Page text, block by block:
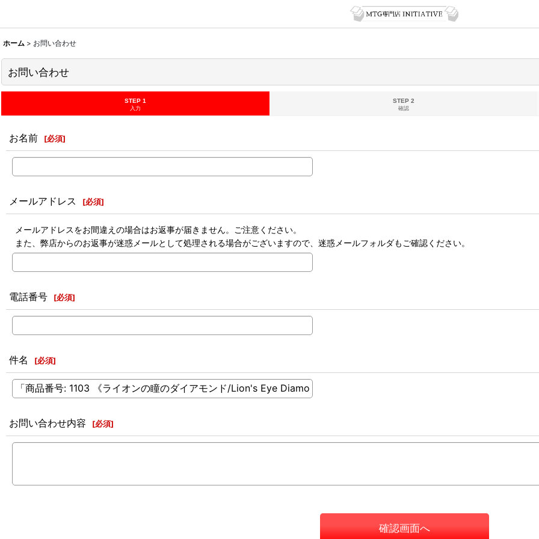
ホーム > お問い合わせ
お問い合わせ
STEP 1
入力
STEP 2
確認
お名前 [必須]
メールアドレス [必須]
メールアドレスをお間違えの場合はお返事が届きません。ご注意ください。
また、弊店からのお返事が迷惑メールとして処理される場合がございますので、迷惑メールフォルダもご確認ください。
電話番号 [必須]
件名 [必須]
お問い合わせ内容 [必須]
確認画面へ